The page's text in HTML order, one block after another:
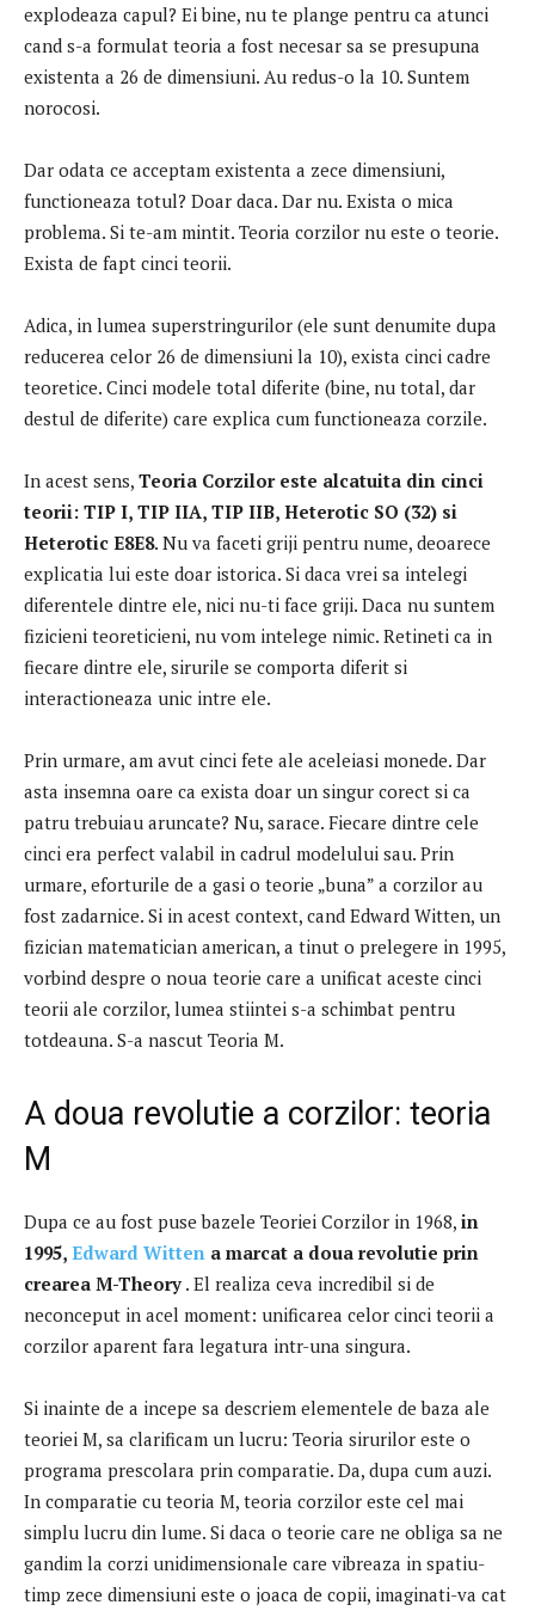
explodeaza capul? Ei bine, nu te plange pentru ca atunci
cand s-a formulat teoria a fost necesar sa se presupuna
existenta a 26 de dimensiuni. Au redus-o la 10. Suntem
norocosi.
Dar odata ce acceptam existenta a zece dimensiuni,
functioneaza totul? Doar daca. Dar nu. Exista o mica
problema. Si te-am mintit. Teoria corzilor nu este o teorie.
Exista de fapt cinci teorii.
Adica, in lumea superstringurilor (ele sunt denumite dupa
reducerea celor 26 de dimensiuni la 10), exista cinci cadre
teoretice. Cinci modele total diferite (bine, nu total, dar
destul de diferite) care explica cum functioneaza corzile.
In acest sens, Teoria Corzilor este alcatuita din cinci
teorii: TIP I, TIP IIA, TIP IIB, Heterotic SO (32) si
Heterotic E8E8. Nu va faceti griji pentru nume, deoarece
explicatia lui este doar istorica. Si daca vrei sa intelegi
diferentele dintre ele, nici nu-ti face griji. Daca nu suntem
fizicieni teoreticieni, nu vom intelege nimic. Retineti ca in
fiecare dintre ele, sirurile se comporta diferit si
interactioneaza unic intre ele.
Prin urmare, am avut cinci fete ale aceleiasi monede. Dar
asta insemna oare ca exista doar un singur corect si ca
patru trebuiau aruncate? Nu, sarace. Fiecare dintre cele
cinci era perfect valabil in cadrul modelului sau. Prin
urmare, eforturile de a gasi o teorie „buna” a corzilor au
fost zadarnice. Si in acest context, cand Edward Witten, un
fizician matematician american, a tinut o prelegere in 1995,
vorbind despre o noua teorie care a unificat aceste cinci
teorii ale corzilor, lumea stiintei s-a schimbat pentru
totdeauna. S-a nascut Teoria M.
A doua revolutie a corzilor: teoria
M
Dupa ce au fost puse bazele Teoriei Corzilor in 1968, in
1995, Edward Witten a marcat a doua revolutie prin
crearea M-Theory . El realiza ceva incredibil si de
neconceput in acel moment: unificarea celor cinci teorii a
corzilor aparent fara legatura intr-una singura.
Si inainte de a incepe sa descriem elementele de baza ale
teoriei M, sa clarificam un lucru: Teoria sirurilor este o
programa prescolara prin comparatie. Da, dupa cum auzi.
In comparatie cu teoria M, teoria corzilor este cel mai
simplu lucru din lume. Si daca o teorie care ne obliga sa ne
gandim la corzi unidimensionale care vibreaza in spatiu-
timp zece dimensiuni este o joaca de copii, imaginati-va cat